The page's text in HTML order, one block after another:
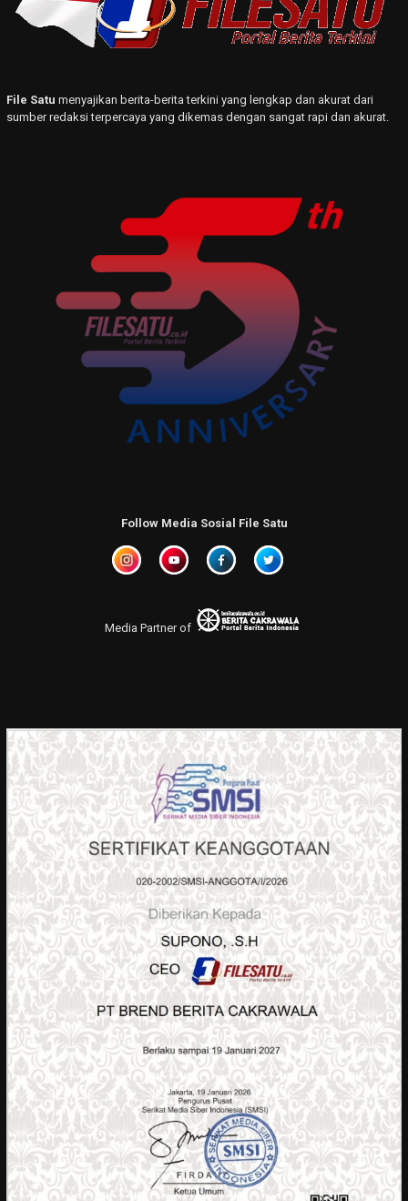
File Satu menyajikan berita-berita terkini yang lengkap dan akurat dari
sumber redaksi terpercaya yang dikemas dengan sangat rapi dan akurat.
Follow Media Sosial File Satu
Media Partner of